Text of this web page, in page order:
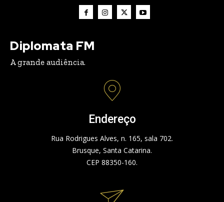
Diplomata FM
A grande audiência.
Endereço
Rua Rodrigues Alves, n. 165, sala 702.
Brusque, Santa Catarina.
CEP 88350-160.